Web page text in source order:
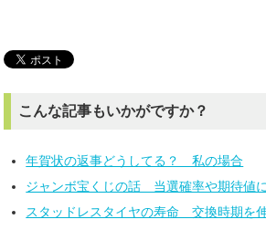
こんな記事もいかがですか？
年賀状の返事どうしてる？ 私の場合
ジャンボ宝くじの話 当選確率や期待値
スタッドレスタイヤの寿命 交換時期を